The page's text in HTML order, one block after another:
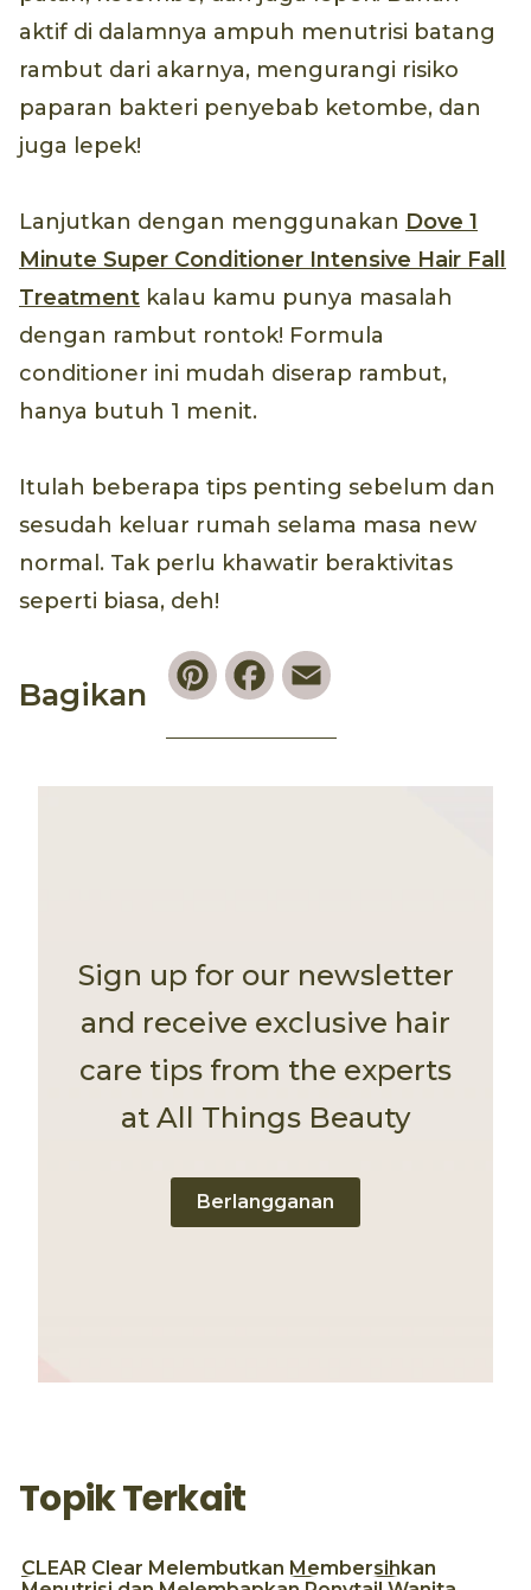
aktif di dalamnya ampuh menutrisi batang
rambut dari akarnya, mengurangi risiko
paparan bakteri penyebab ketombe, dan
juga lepek!
Lanjutkan dengan menggunakan Dove 1
Minute Super Conditioner Intensive Hair Fall
Treatment kalau kamu punya masalah
dengan rambut rontok! Formula
conditioner ini mudah diserap rambut,
hanya butuh 1 menit.
Itulah beberapa tips penting sebelum dan
sesudah keluar rumah selama masa new
normal. Tak perlu khawatir beraktivitas
seperti biasa, deh!
Bagikan
PinterestFacebook
Sign up for our newsletter
and receive exclusive hair
care tips from the experts
at All Things Beauty
Berlangganan
Topik Terkait
CLEAR Clear Melembutkan Membersihkan